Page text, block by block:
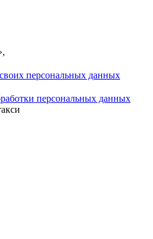
персональных данных
персональных данных